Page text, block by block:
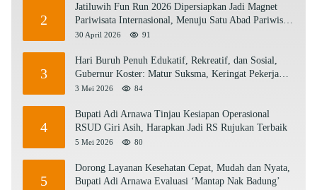
2
Jatiluwih Fun Run 2026 Dipersiapkan Jadi Magnet
Pariwisata Internasional, Menuju Satu Abad Pariwisata
Bali
30 April 2026 91
3
Hari Buruh Penuh Edukatif, Rekreatif, dan Sosial,
Gubernur Koster: Matur Suksma, Keringat Pekerja
Mesin Ekonomi Bali
3 Mei 2026 84
4
Bupati Adi Arnawa Tinjau Kesiapan Operasional
RSUD Giri Asih, Harapkan Jadi RS Rujukan Terbaik
5 Mei 2026 80
5
Dorong Layanan Kesehatan Cepat, Mudah dan Nyata,
Bupati Adi Arnawa Evaluasi ‘Mantap Nak Badung’